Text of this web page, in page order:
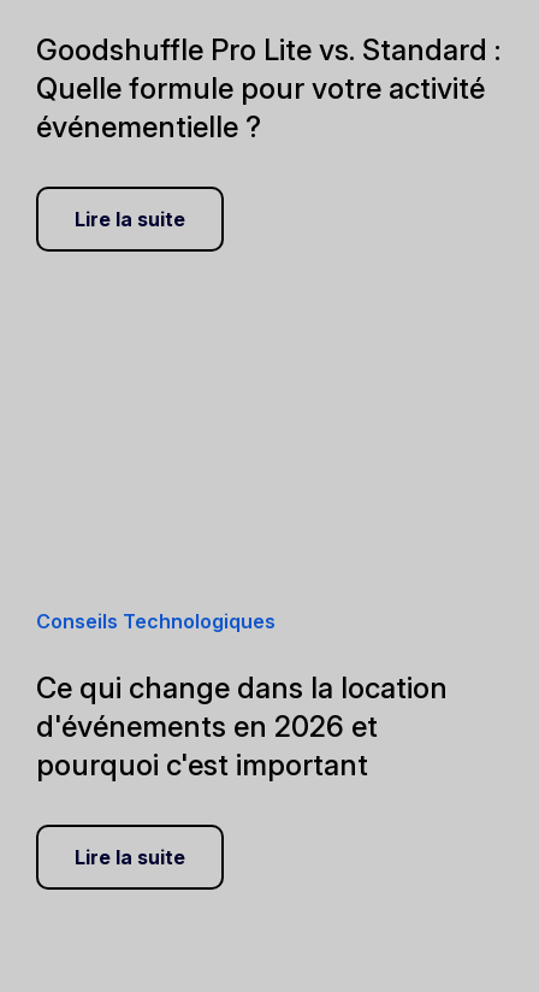
Goodshuffle Pro Lite vs. Standard :
Quelle formule pour votre activité
événementielle ?
Lire la suite
Conseils Technologiques
Ce qui change dans la location
d'événements en 2026 et
pourquoi c'est important
Lire la suite